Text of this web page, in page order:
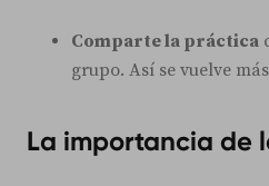
Comparte la práctica
grupo. Así se vuelve
La importancia de